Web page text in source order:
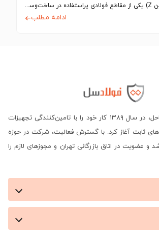
پروفیل Z (یا پرلین Z) یکی از مقاطع فولادی پراستفاده در ساخت‌وساز سوله‌ها و…
ادامه مطلب
هلدینگ پترو سازه ساحل، در سال ۱۳۸۹ کار خود را با تامین‌کنندگی تجهیزات
ثابت آغاز کرد. با گسترش فعالیت، شرکت در حوزه
و عضویت در اتاق بازرگانی تهران و مجوزهای لازم را